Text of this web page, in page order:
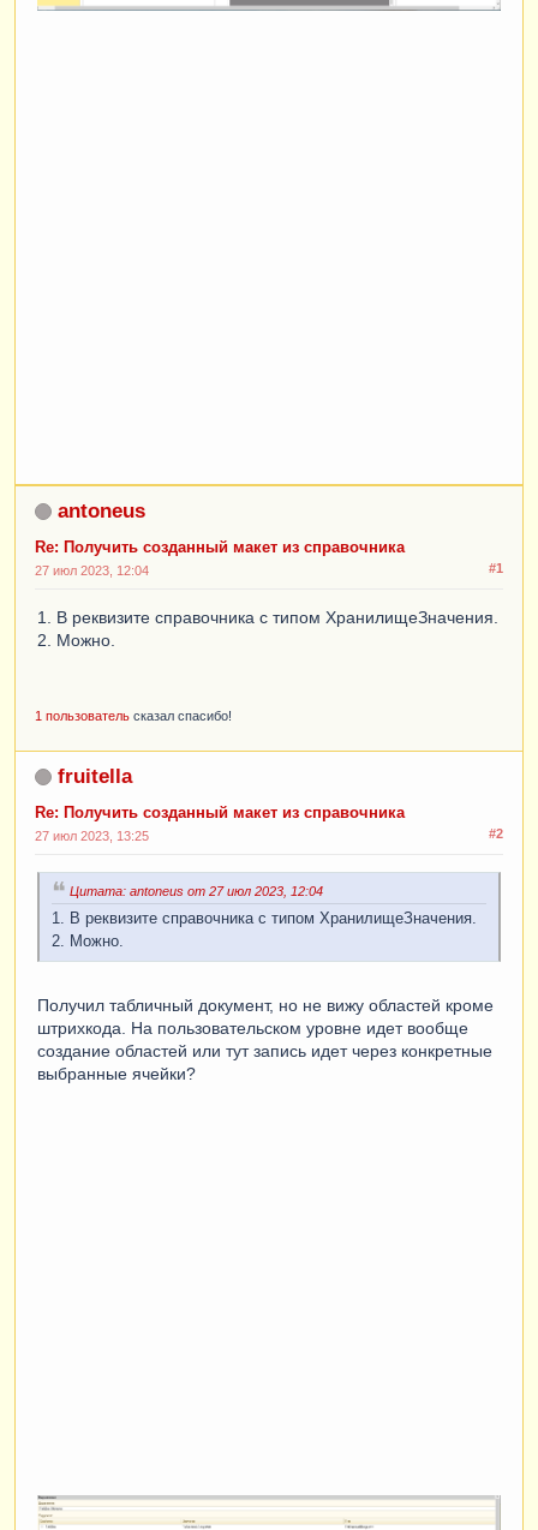
antoneus
Re: Получить созданный макет из справочника
#1
27 июл 2023, 12:04
1. В реквизите справочника с типом ХранилищеЗначения.
2. Можно.
1 пользователь сказал спасибо!
fruitella
Re: Получить созданный макет из справочника
#2
27 июл 2023, 13:25
Цитата: antoneus от 27 июл 2023, 12:04
1. В реквизите справочника с типом ХранилищеЗначения.
2. Можно.
Получил табличный документ, но не вижу областей кроме
штрихкода. На пользовательском уровне идет вообще
создание областей или тут запись идет через конкретные
выбранные ячейки?